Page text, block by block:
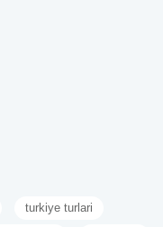
turkiye turlari